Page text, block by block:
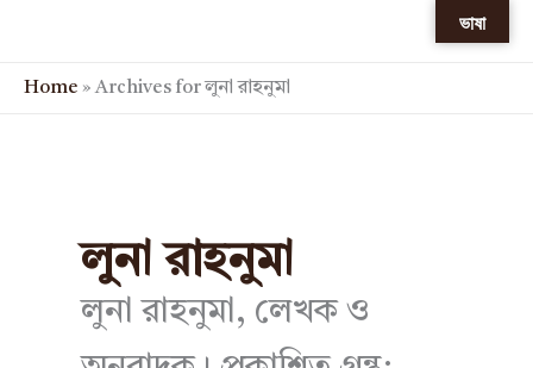
content
Home »Archives for লুনা রাহনুমা
লুনা রাহনুমা
লুনা রাহনুমা, লেখক ও
ভাষা